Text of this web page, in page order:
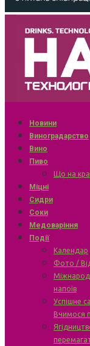
Новини
Виноградарство
Вино
Пиво
Що на
Міцні
Сидри
Соки
Медоваріння
Події
Календар
Фото /
напоїв
Успішне
Вчимося